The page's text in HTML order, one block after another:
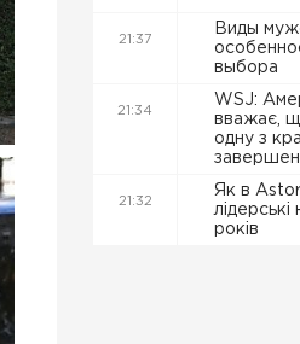
21:37
Виды
выбора
21:34
WSJ:
вважає,
одну з
21:32
Як в
років